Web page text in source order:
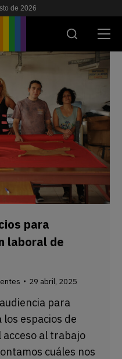
de 2026
para
laboral de
29 abril, 2025
para
espacios de
al trabajo
cuáles nos